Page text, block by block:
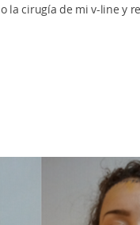
cirugía de mi v-line y